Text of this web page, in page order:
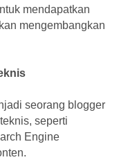
mendapatkan
mengembangkan
seorang blogger
seperti
Engine